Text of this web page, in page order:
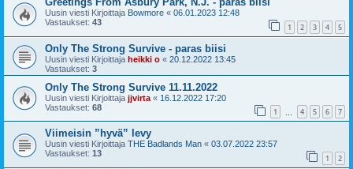
Uusin viesti Kirjoittaja Bowmore « 06.01.2023 12:48
Vastaukset: 43 1 2 3 4 5
Only The Strong Survive - paras biisi
Uusin viesti Kirjoittaja heikki o « 20.12.2022 13:45
Vastaukset: 3
Only The Strong Survive 11.11.2022
Uusin viesti Kirjoittaja jjvirta « 16.12.2022 17:20
Vastaukset: 68 1 4 5 6 7
Viimeisin ”hyvä” levy
Uusin viesti Kirjoittaja THE Badlands Man « 03.07.2022 23:57
Vastaukset: 13 1 2